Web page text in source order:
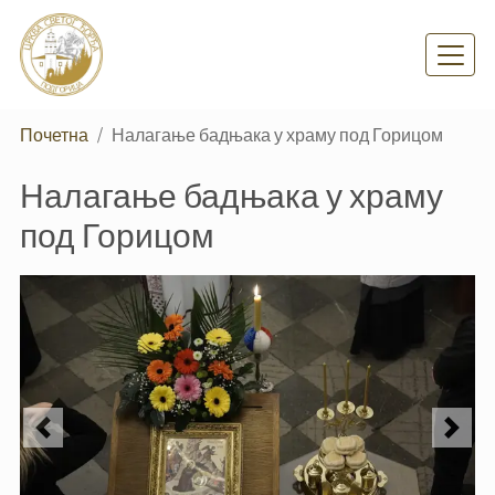
main
content
Почетна Налагање бадњака у храму под Горицом
Налагање бадњака у храму
под Горицом
Previous Next